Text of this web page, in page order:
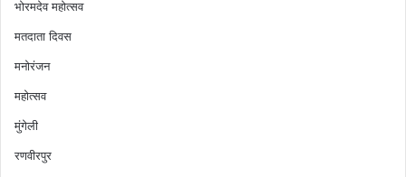
भोरमदेव महोत्सव
मतदाता दिवस
मनोरंजन
महोत्सव
मुंगेली
रणवीरपुर